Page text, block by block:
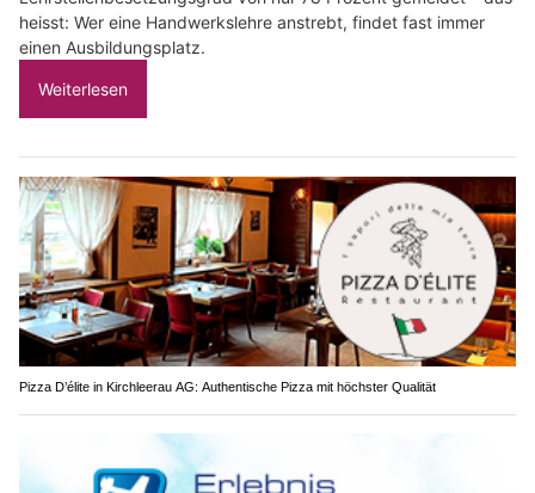
heisst: Wer eine Handwerkslehre anstrebt, findet fast immer
einen Ausbildungsplatz.
Weiterlesen
Pizza D’élite in Kirchleerau AG: Authentische Pizza mit höchster Qualität